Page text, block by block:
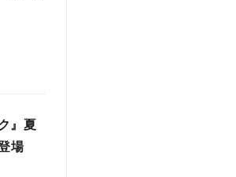
』夏
場